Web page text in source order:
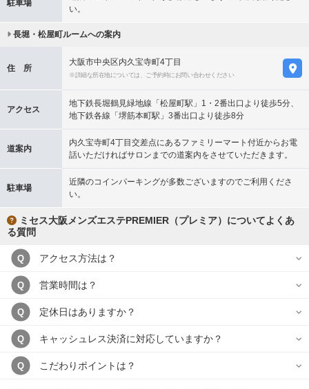
駐車場
い。
長堀・松屋町ルームへの案内
住 所
大阪市中央区内久宝寺町4丁目
※詳細な所在地については、ご予約時にお問い合わせください
アクセス
地下鉄長堀鶴見緑地線「松屋町駅」1・2番出口より徒歩5分、
地下鉄各線「堺筋本町駅」3番出口より徒歩8分
道案内
内久宝寺町4丁目交差点にあるファミリーマート付近からお電
話いただければサロンまでの道案内をさせていただきます。
駐車場
近隣のコインパーキングが多数ございますのでご利用くださ
い。
ミセス大阪メンズエステPREMIER（プレミア）についてよくあ
る質問
Q アクセス方法は？
Q 営業時間は？
Q 定休日はありますか？
Q キャッシュレス決済に対応していますか？
Q こだわりポイントは？